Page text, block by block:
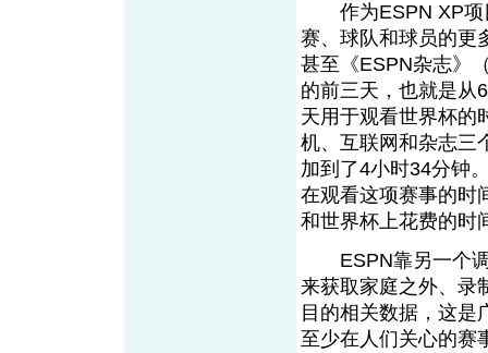
作为ESPN XP项
赛、球队和球员的更
甚至《ESPN杂志》
的前三天，也就是从
天用于观看世界杯
机、互联网和杂志三
加到了4小时34分钟
在观看这项赛事的时
和世界杯上花费的时
ESPN靠另一个调
来获取家庭之外、录
目的相关数据，这是
至少在人们关心的赛